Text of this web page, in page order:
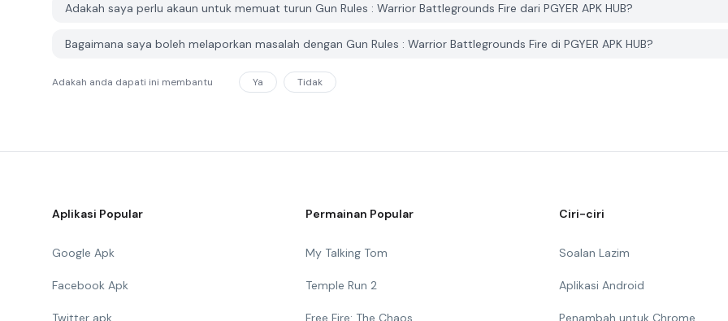
Adakah saya perlu akaun untuk memuat turun Gun Rules : Warrior Battlegrounds Fire dari PGYER APK HUB?
Bagaimana saya boleh melaporkan masalah dengan Gun Rules : Warrior Battlegrounds Fire di PGYER APK HUB?
Adakah anda dapati ini membantu Ya Tidak
Aplikasi Popular
Google Apk
Facebook Apk
Twitter apk
Permainan Popular
My Talking Tom
Temple Run 2
Free Fire: The Chaos
Ciri-ciri
Soalan Lazim
Aplikasi Android
Penambah untuk Chrome